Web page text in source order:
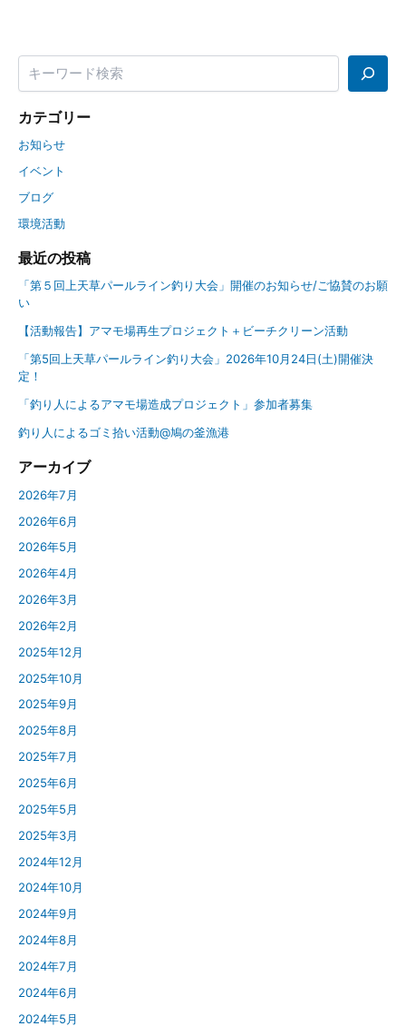
カテゴリー
お知らせ
イベント
ブログ
環境活動
最近の投稿
「第５回上天草パールライン釣り大会」開催のお知らせ/ご協賛のお願
い
【活動報告】アマモ場再生プロジェクト＋ビーチクリーン活動
「第5回上天草パールライン釣り大会」2026年10月24日(土)開催決
定！
「釣り人によるアマモ場造成プロジェクト」参加者募集
釣り人によるゴミ拾い活動@鳩の釜漁港
アーカイブ
2026年7月
2026年6月
2026年5月
2026年4月
2026年3月
2026年2月
2025年12月
2025年10月
2025年9月
2025年8月
2025年7月
2025年6月
2025年5月
2025年3月
2024年12月
2024年10月
2024年9月
2024年8月
2024年7月
2024年6月
2024年5月